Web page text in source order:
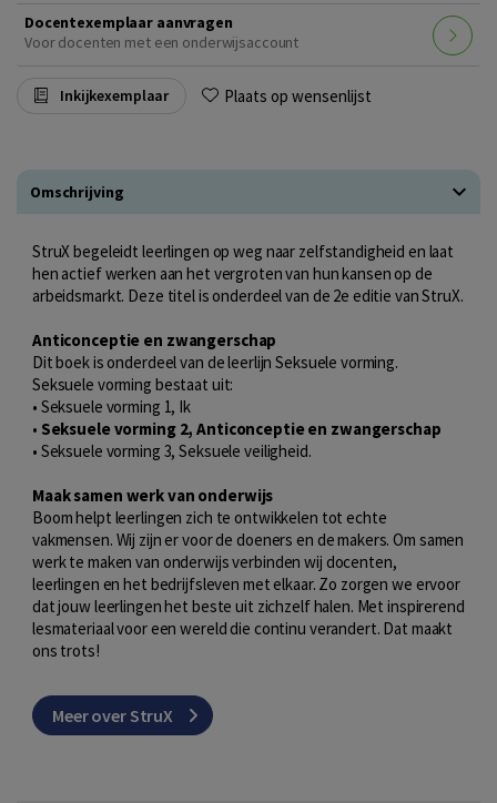
Docentexemplaar aanvragen
Voor docenten met een onderwijsaccount
Inkijkexemplaar Plaats op wensenlijst
Omschrijving
StruX begeleidt leerlingen op weg naar zelfstandigheid en laat
hen actief werken aan het vergroten van hun kansen op de
arbeidsmarkt. Deze titel is onderdeel van de 2e editie van StruX.
Anticonceptie en zwangerschap
Dit boek is onderdeel van de leerlijn Seksuele vorming.
Seksuele vorming bestaat uit:
• Seksuele vorming 1, Ik
• Seksuele vorming 2, Anticonceptie en zwangerschap
• Seksuele vorming 3, Seksuele veiligheid.
Maak samen werk van onderwijs
Boom helpt leerlingen zich te ontwikkelen tot echte
vakmensen. Wij zijn er voor de doeners en de makers. Om samen
werk te maken van onderwijs verbinden wij docenten,
leerlingen en het bedrijfsleven met elkaar. Zo zorgen we ervoor
dat jouw leerlingen het beste uit zichzelf halen. Met inspirerend
lesmateriaal voor een wereld die continu verandert. Dat maakt
ons trots!
Meer over StruX